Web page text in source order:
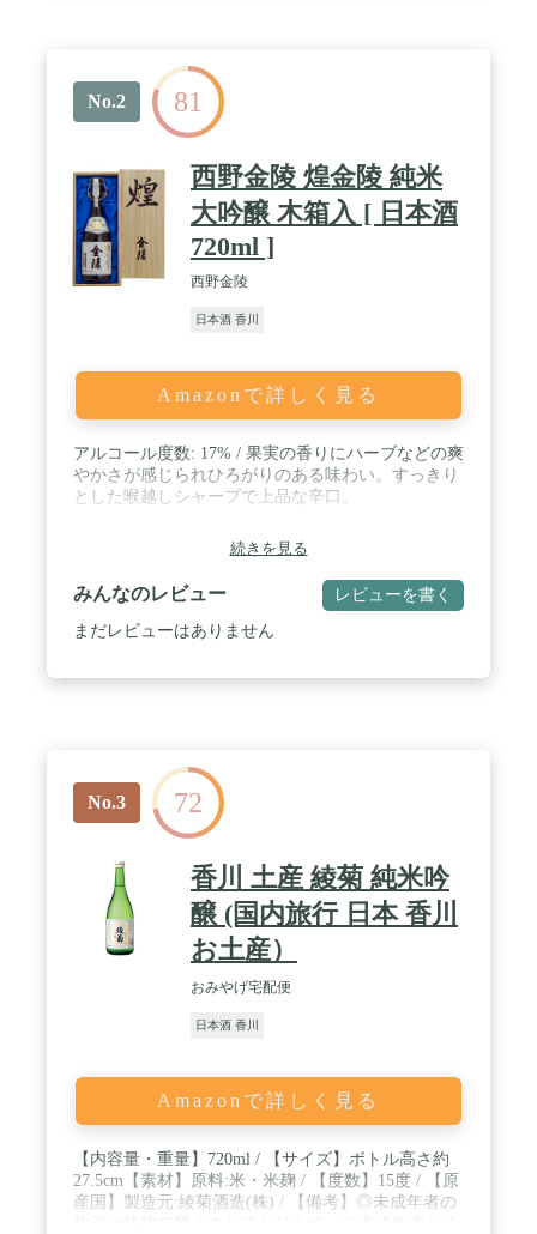
No.2 81
西野金陵 煌金陵 純米
大吟醸 木箱入 [ 日本酒
720ml ]
西野金陵
日本酒 香川
Amazonで詳しく見る
アルコール度数: 17% / 果実の香りにハーブなどの爽
やかさが感じられひろがりのある味わい。すっきり
とした喉越しシャープで上品な辛口。
続きを見る
みんなのレビュー レビューを書く
まだレビューはありません
No.3 72
香川 土産 綾菊 純米吟
醸 (国内旅行 日本 香川
お土産）
おみやげ宅配便
日本酒 香川
Amazonで詳しく見る
【内容量・重量】720ml / 【サイズ】ボトル高さ約
27.5cm【素材】原料:米・米麹 / 【度数】15度 / 【原
産国】製造元:綾菊酒造(株) / 【備考】◎未成年者の